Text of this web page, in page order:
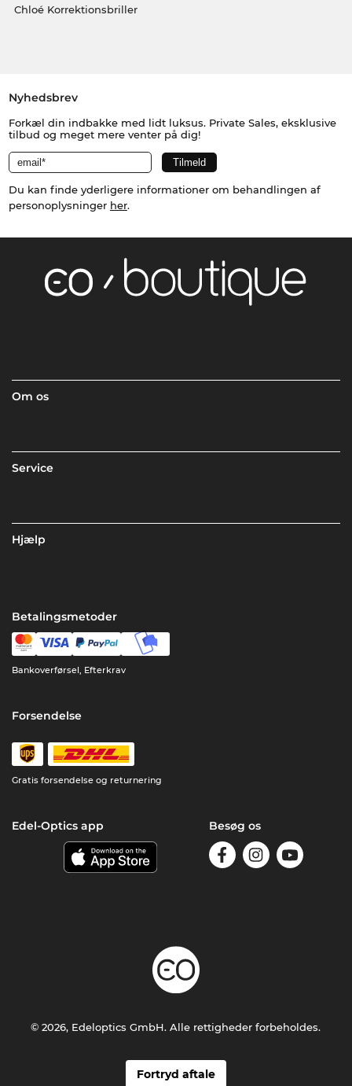
Chloé Korrektionsbriller
Nyhedsbrev
Forkæl din indbakke med lidt luksus. Private Sales, eksklusive
tilbud og meget mere venter på dig!
Du kan finde yderligere informationer om behandlingen af
personoplysninger her.
Om os
Service
Hjælp
Betalingsmetoder
Bankoverførsel, Efterkrav
Forsendelse
Gratis forsendelse og returnering
Edel-Optics app Besøg os
Fortryd aftale
© 2026, Edeloptics GmbH. Alle rettigheder forbeholdes.